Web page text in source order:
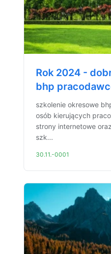
Rok 2024 -
bhp
szkolenie okresowe
osób kierujących
strony internetowe
szk...
30.11.-0001